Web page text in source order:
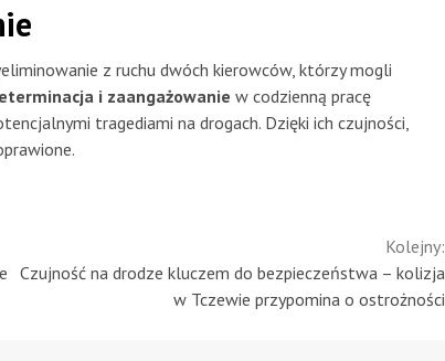
z ruchu dwóch kierowców, którzy mogli
i zaangażowanie w codzienną pracę
tragediami na drogach. Dzięki ich czujności,
Kolejny:
Czujność na drodze kluczem do bezpieczeństwa – kolizja
w Tczewie przypomina o ostrożności